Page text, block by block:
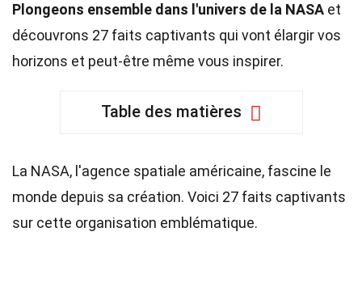
Plongeons ensemble dans l'univers de la NASA et
découvrons 27 faits captivants qui vont élargir vos
horizons et peut-être même vous inspirer.
Table des matières
La NASA, l'agence spatiale américaine, fascine le
monde depuis sa création. Voici 27 faits captivants
sur cette organisation emblématique.